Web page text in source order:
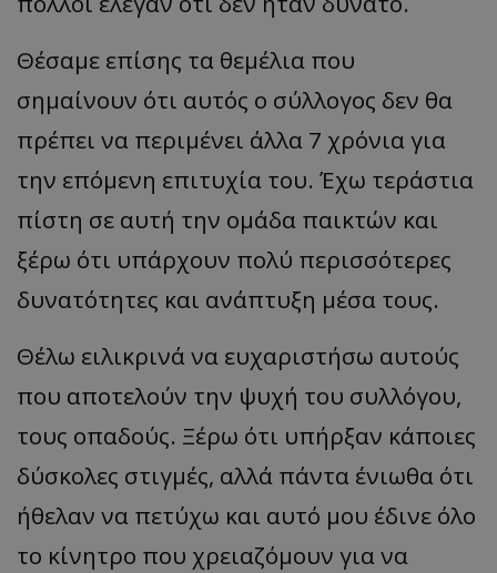
Θέσαμε επίσης τα θεμέλια που
σημαίνουν ότι αυτός ο σύλλογος δεν θα
πρέπει να περιμένει άλλα 7 χρόνια για
την επόμενη επιτυχία του. Έχω τεράστια
πίστη σε αυτή την ομάδα παικτών και
ξέρω ότι υπάρχουν πολύ περισσότερες
δυνατότητες και ανάπτυξη μέσα τους.
Θέλω ειλικρινά να ευχαριστήσω αυτούς
που αποτελούν την ψυχή του συλλόγου,
τους οπαδούς. Ξέρω ότι υπήρξαν κάποιες
δύσκολες στιγμές, αλλά πάντα ένιωθα ότι
ήθελαν να πετύχω και αυτό μου έδινε όλο
το κίνητρο που χρειαζόμουν για να